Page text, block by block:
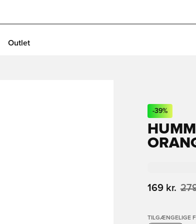
Outlet
-39%
169 kr.
TILGÆNGELIGE